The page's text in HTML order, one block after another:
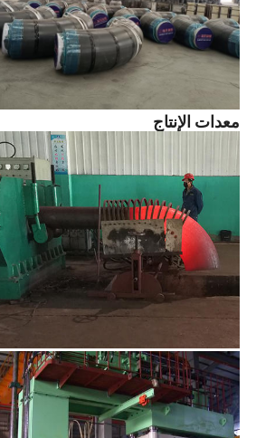
معدات الإنتاج